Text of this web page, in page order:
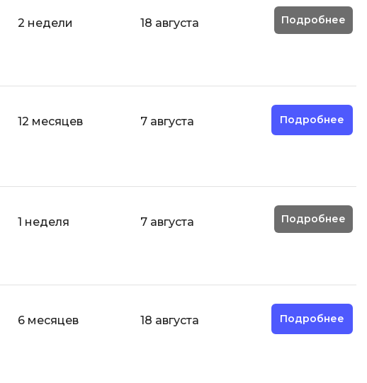
2 недели 18 августа Подробнее
12 месяцев 7 августа Подробнее
1 неделя 7 августа Подробнее
6 месяцев 18 августа Подробнее